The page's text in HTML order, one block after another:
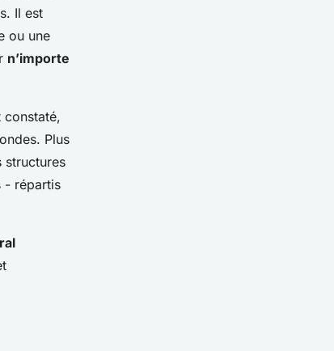
Il est
ou une
n’importe
constaté,
Plus
structures
- répartis